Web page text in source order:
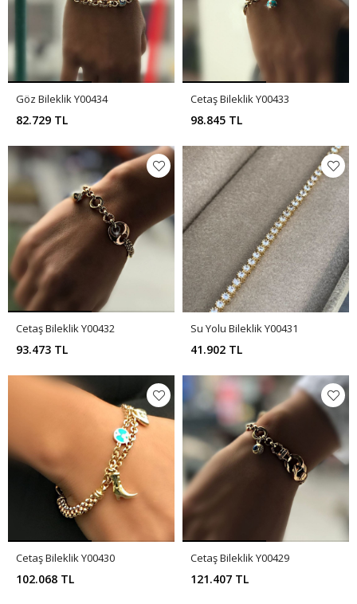
Göz Bileklik Y00434
82.729 TL
Cetaş Bileklik Y00433
98.845 TL
Cetaş Bileklik Y00432
93.473 TL
Su Yolu Bileklik Y00431
41.902 TL
Cetaş Bileklik Y00430
102.068 TL
Cetaş Bileklik Y00429
121.407 TL